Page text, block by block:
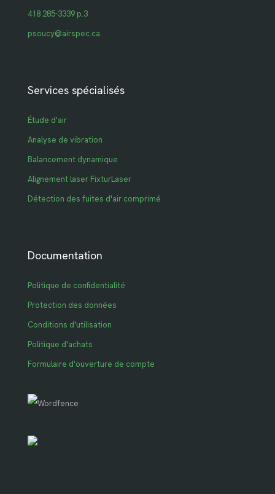
418 285-3339 p.3
psoucy@airspec.ca
Services spécialisés
Étude d'air
Analyse de vibration
Balancement dynamique
Alignement laser FixturLaser
Détection des fuites d'air comprimé
Documentation
Politique de confidentialité
Protection des données
Conditions d'utilisation
Politique d'achats
Formulaire d'ouverture de compte